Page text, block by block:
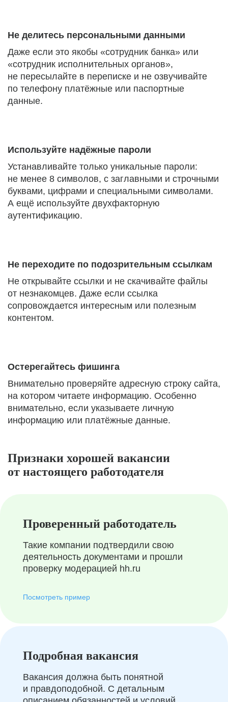
Не делитесь персональными данными
Даже если это якобы «сотрудник банка» или
«сотрудник исполнительных органов»,
не пересылайте в переписке и не озвучивайте
по телефону платёжные или паспортные
данные.
Используйте надёжные пароли
Устанавливайте только уникальные пароли:
не менее 8 символов, с заглавными и строчными
буквами, цифрами и специальными символами.
А ещё используйте двухфакторную
аутентификацию.
Не переходите по подозрительным ссылкам
Не открывайте ссылки и не скачивайте файлы
от незнакомцев. Даже если ссылка
сопровождается интересным или полезным
контентом.
Остерегайтесь фишинга
Внимательно проверяйте адресную строку сайта,
на котором читаете информацию. Особенно
внимательно, если указываете личную
информацию или платёжные данные.
Признаки хорошей вакансии
от настоящего работодателя
Проверенный работодатель
Такие компании подтвердили свою
деятельность документами и прошли
проверку модерацией hh.ru
Посмотреть пример
Подробная вакансия
Вакансия должна быть понятной
и правдоподобной. С детальным